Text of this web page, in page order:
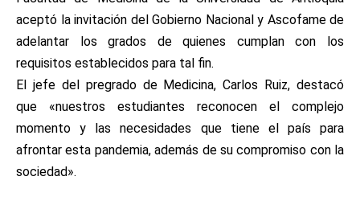
aceptó la invitación del Gobierno Nacional y Ascofame de
adelantar los grados de quienes cumplan con los
requisitos establecidos para tal fin.
El jefe del pregrado de Medicina, Carlos Ruiz, destacó
que «nuestros estudiantes reconocen el complejo
momento y las necesidades que tiene el país para
afrontar esta pandemia, además de su compromiso con la
sociedad».